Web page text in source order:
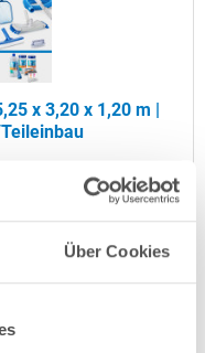
Über Cookies
x 3,20 x 1,20 m |